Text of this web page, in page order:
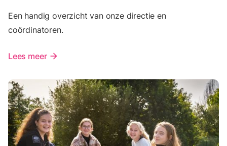
Een handig overzicht van onze directie en
coördinatoren.
Lees meer arrow_forward